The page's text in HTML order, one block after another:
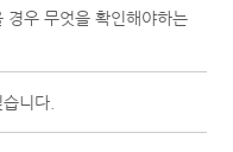
경우 무엇을 확인해야하는
니다.